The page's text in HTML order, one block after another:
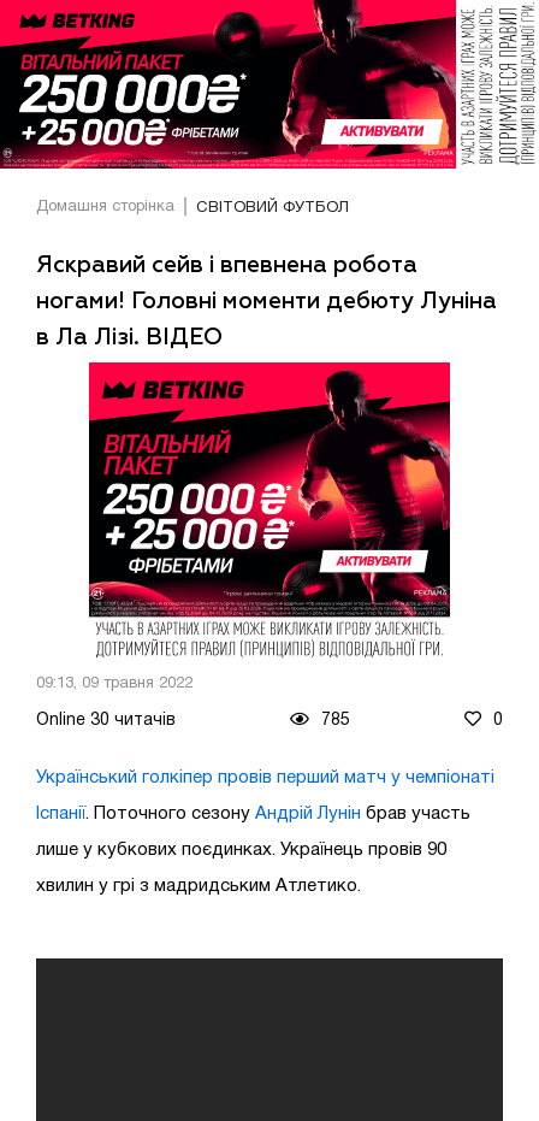
Домашня сторінка СВІТОВИЙ ФУТБОЛ
Яскравий сейв і впевнена робота
ногами! Головні моменти дебюту Луніна
в Ла Лізі. ВІДЕО
09:13, 09 травня 2022
Online 30 читачів 785 0
Український голкіпер провів перший матч у чемпіонаті
Іспанії . Поточного сезону Андрій Лунін брав участь
лише у кубкових поєдинках. Українець провів 90
хвилин у грі з мадридським Атлетико.